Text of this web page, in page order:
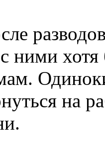
ними хотя
на